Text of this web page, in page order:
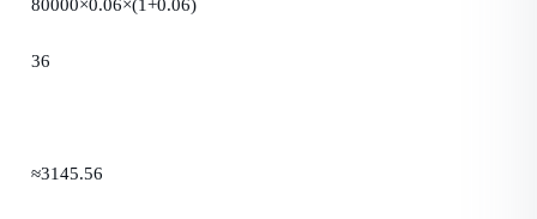
80000×0.06×(1+0.06)
36
≈3145.56